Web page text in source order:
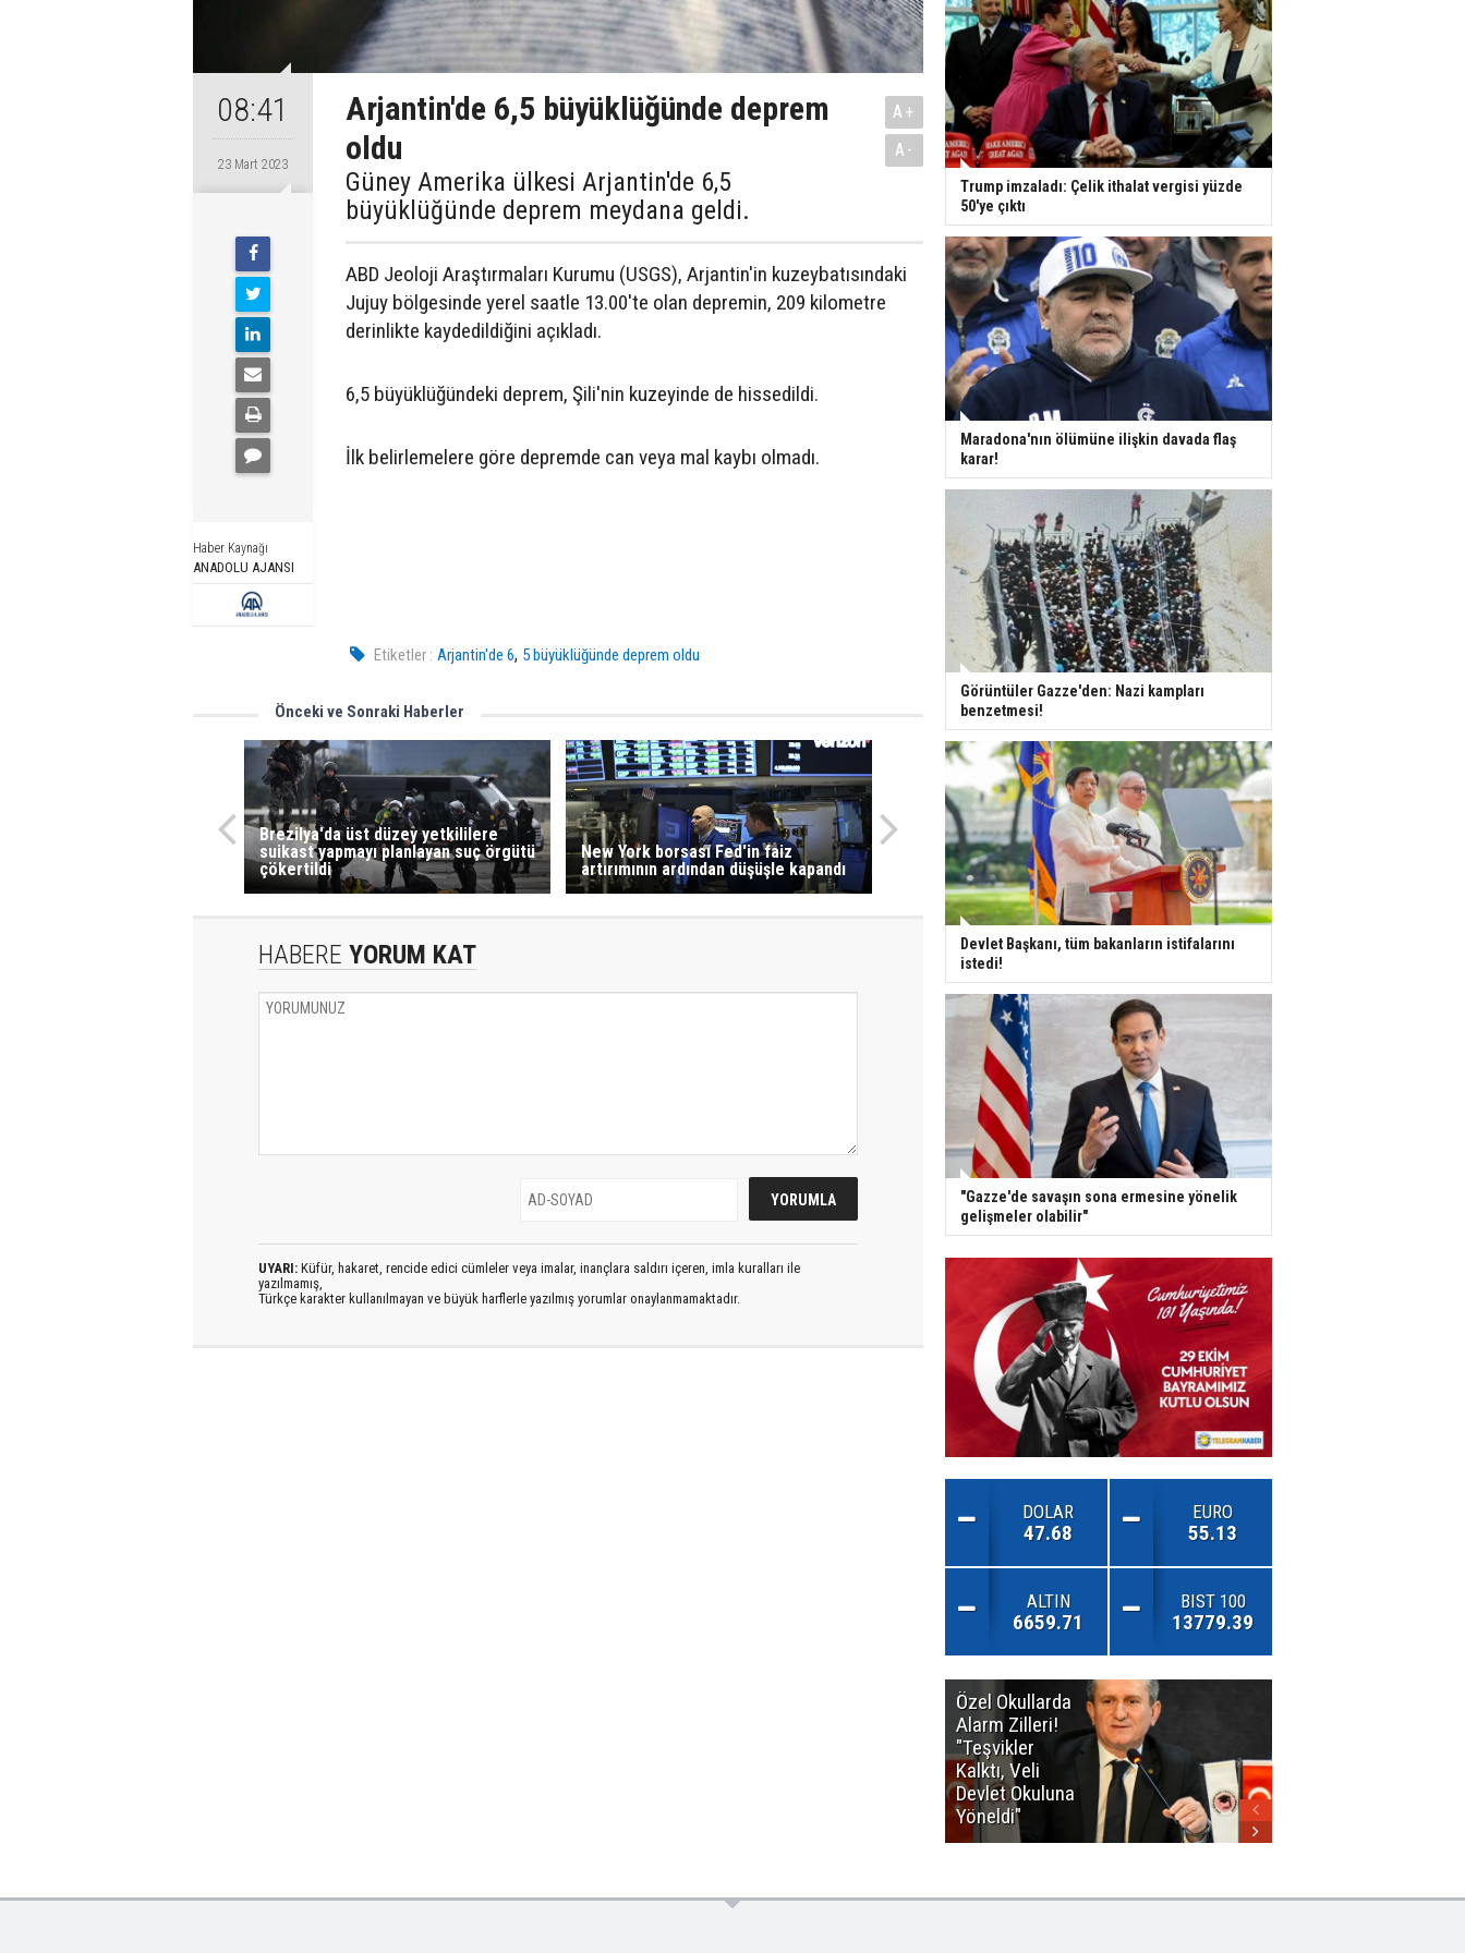
08:41
23 Mart 2023
Haber Kaynağı
ANADOLU AJANSI
Arjantin'de 6,5 büyüklüğünde deprem
oldu
Güney Amerika ülkesi Arjantin'de 6,5
büyüklüğünde deprem meydana geldi.
A+
A-
ABD Jeoloji Araştırmaları Kurumu (USGS), Arjantin'in kuzeybatısındaki
Jujuy bölgesinde yerel saatle 13.00'te olan depremin, 209 kilometre
derinlikte kaydedildiğini açıkladı.
6,5 büyüklüğündeki deprem, Şili'nin kuzeyinde de hissedildi.
İlk belirlemelere göre depremde can veya mal kaybı olmadı.
Etiketler : Arjantin'de 6, 5 büyüklüğünde deprem oldu
Önceki ve Sonraki Haberler
Brezilya'da üst düzey yetkililere
suikast yapmayı planlayan suç örgütü
çökertildi
New York borsası Fed'in faiz
artırımının ardından düşüşle kapandı
HABERE YORUM KAT
UYARI: Küfür, hakaret, rencide edici cümleler veya imalar, inançlara saldırı içeren, imla kuralları ile
yazılmamış,
Türkçe karakter kullanılmayan ve büyük harflerle yazılmış yorumlar onaylanmamaktadır.
Trump imzaladı: Çelik ithalat vergisi yüzde
50'ye çıktı
Maradona'nın ölümüne ilişkin davada flaş
karar!
Görüntüler Gazze'den: Nazi kampları
benzetmesi!
Devlet Başkanı, tüm bakanların istifalarını
istedi!
"Gazze'de savaşın sona ermesine yönelik
gelişmeler olabilir"
DOLAR
47.68
EURO
55.13
ALTIN
6659.71
BIST 100
13779.39
Özel Okullarda
Alarm Zilleri!
"Teşvikler
Kalktı, Veli
Devlet Okuluna
Yöneldi"